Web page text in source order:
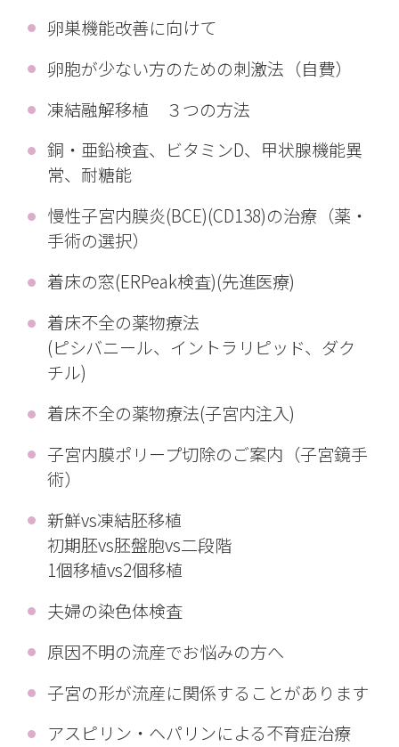
卵巣機能改善に向けて
卵胞が少ない方のための刺激法（自費）
凍結融解移植 ３つの方法
銅・亜鉛検査、ビタミンD、甲状腺機能異
常、耐糖能
慢性子宮内膜炎(BCE)(CD138)の治療（薬・
手術の選択）
着床の窓(ERPeak検査)(先進医療)
着床不全の薬物療法
(ピシバニール、イントラリピッド、ダク
チル)
着床不全の薬物療法(子宮内注入)
子宮内膜ポリープ切除のご案内（子宮鏡手
術）
新鮮vs凍結胚移植
初期胚vs胚盤胞vs二段階
1個移植vs2個移植
夫婦の染色体検査
原因不明の流産でお悩みの方へ
子宮の形が流産に関係することがあります
アスピリン・ヘパリンによる不育症治療